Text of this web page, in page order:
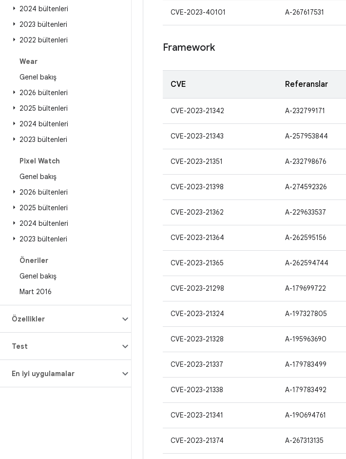
2024 bültenleri
2023 bültenleri
2022 bültenleri
Wear
Genel bakış
2026 bültenleri
2025 bültenleri
2024 bültenleri
2023 bültenleri
Pixel Watch
Genel bakış
2026 bültenleri
2025 bültenleri
2024 bültenleri
2023 bültenleri
Öneriler
Genel bakış
Mart 2016
Özellikler
Test
En iyi uygulamalar
CVE-2023-40101 A-267617531
Framework
CVE Referanslar
CVE-2023-21342 A-232799171
CVE-2023-21343 A-257953844
CVE-2023-21351 A-232798676
CVE-2023-21398 A-274592326
CVE-2023-21362 A-229633537
CVE-2023-21364 A-262595156
CVE-2023-21365 A-262594744
CVE-2023-21298 A-179699722
CVE-2023-21324 A-197327805
CVE-2023-21328 A-195963690
CVE-2023-21337 A-179783499
CVE-2023-21338 A-179783492
CVE-2023-21341 A-190694761
CVE-2023-21374 A-267313135